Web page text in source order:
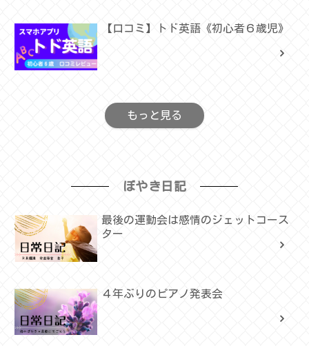
【口コミ】トド英語《初心者６歳児》
もっと見る
ぼやき日記
最後の運動会は感情のジェットコース
ター
４年ぶりのピアノ発表会